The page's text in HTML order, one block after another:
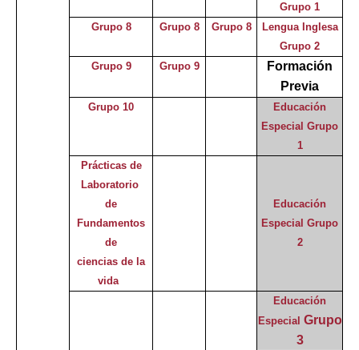
Grupo 1
Grupo 8
Grupo 8 Grupo 8
Lengua Inglesa
Grupo 2
Grupo 9
Grupo 9
Formación
Previa
Grupo 10
Educación
Especial Grupo
1
Prácticas de
Laboratorio
de
Fundamentos
de
ciencias de la
vida
Educación
Especial Grupo
2
Educación
Especial Grupo
3